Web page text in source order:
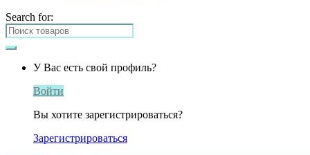
Search for:
У Вас есть свой профиль?
Войти
Вы хотите зарегистрироваться?
Зарегистрироваться